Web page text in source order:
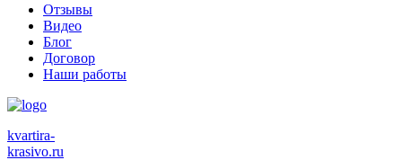
Отзывы
Видео
Блог
Договор
Наши работы
kvartira-
krasivo.ru